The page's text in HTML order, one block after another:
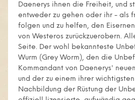
Daenerys ihnen die Freiheit, und
entweder zu gehen oder ihr - als
folgen und zu helfen, den
von Westeros zurückzuerobern.
Seite. Der wohl bekannteste
Wurm (Grey Worm), den die
Kommandant von Daenerys'
und der zu einem ihrer
Nachbildung der Rüstung der